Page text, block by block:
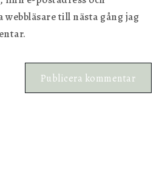
webbläsare till nästa gång jag